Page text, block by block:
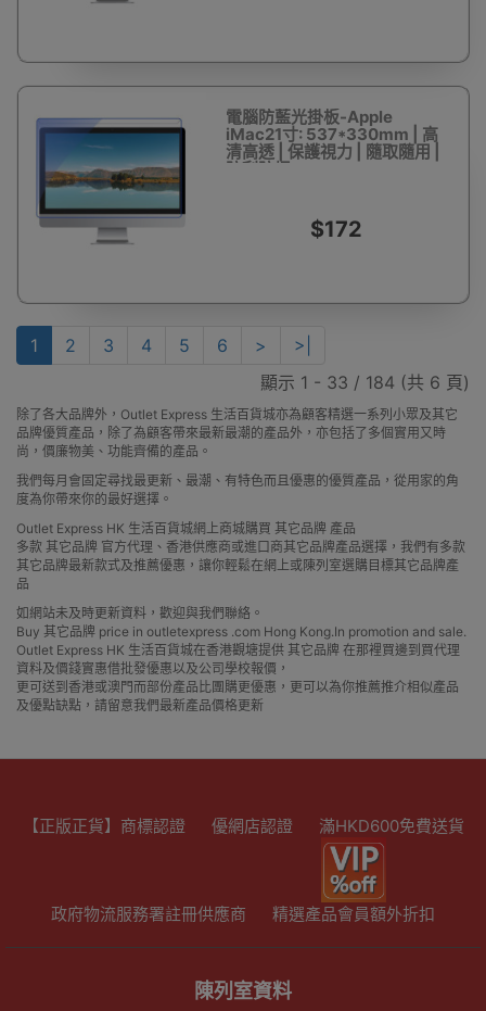
電腦防藍光掛板-Apple
iMac21寸: 537*330mm | 高
清高透 | 保護視力 | 隨取隨用 |
防刮防爆
$172
1 2 3 4 5 6 >
>|
顯示 1 - 33 / 184 (共 6 頁)
除了各大品牌外，Outlet Express 生活百貨城亦為顧客精選一系列小眾及其它
品牌優質產品，除了為顧客帶來最新最潮的產品外，亦包括了多個實用又時
尚，價廉物美、功能齊備的產品。
我們每月會固定尋找最更新、最潮、有特色而且優惠的優質產品，從用家的角
度為你帶來你的最好選擇。
Outlet Express HK 生活百貨城網上商城購買 其它品牌 產品
多款 其它品牌 官方代理、香港供應商或進口商其它品牌產品選擇，我們有多款
其它品牌最新款式及推薦優惠，讓你輕鬆在網上或陳列室選購目標其它品牌產
品
如網站未及時更新資料，歡迎與我們聯絡。
Buy 其它品牌 price in outletexpress .com Hong Kong.In promotion and sale.
Outlet Express HK 生活百貨城在香港觀塘提供 其它品牌 在那裡買邊到買代理
資料及價錢實惠借批發優惠以及公司學校報價，
更可送到香港或澳門而部份產品比團購更優惠，更可以為你推薦推介相似產品
及優點缺點，請留意我們最新產品價格更新
【正版正貨】商標認證 優網店認證 滿HKD600免費送貨
政府物流服務署註冊供應商 精選產品會員額外折扣
陳列室資料